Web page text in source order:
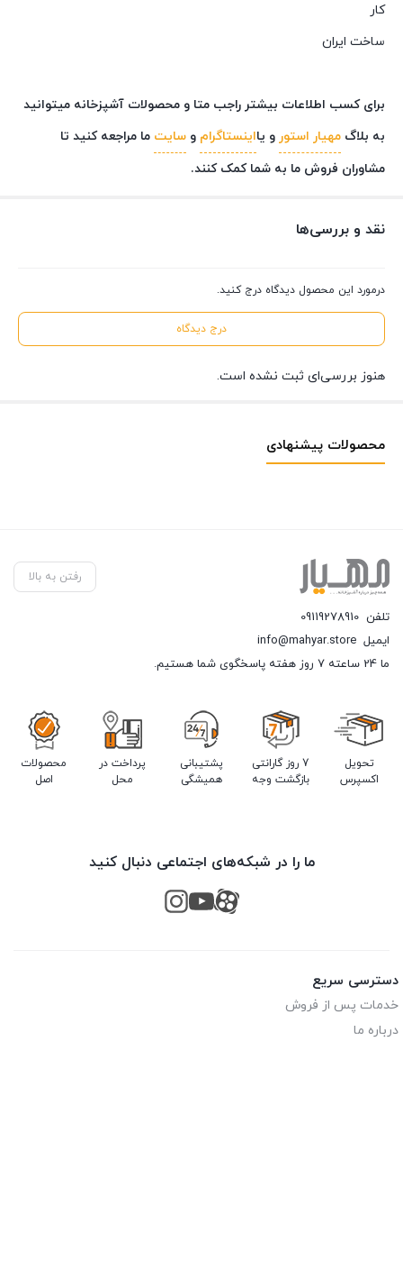
کار
ساخت ایران
برای کسب اطلاعات بیشتر راجب متا و محصولات آشپزخانه میتوانید
به بلاگ مهیار استور و یااینستاگرام و سایت ما مراجعه کنید تا
مشاوران فروش ما به شما کمک کنند.
نقد و بررسی‌ها
درمورد این محصول دیدگاه درج کنید.
درج دیدگاه
هنوز بررسی‌ای ثبت نشده است.
محصولات پیشنهادی
رفتن به بالا
تلفن 09119278910
ایمیل info@mahyar.store
ما 24 ساعته 7 روز هفته پاسخگوی شما هستیم.
تحویل
اکسپرس
7 روز گارانتی
بازگشت وجه
پشتیبانی
همیشگی
پرداخت در
محل
محصولات
اصل
ما را در شبکه‌های اجتماعی دنبال کنید
دسترسی سریع
خدمات پس از فروش
درباره ما